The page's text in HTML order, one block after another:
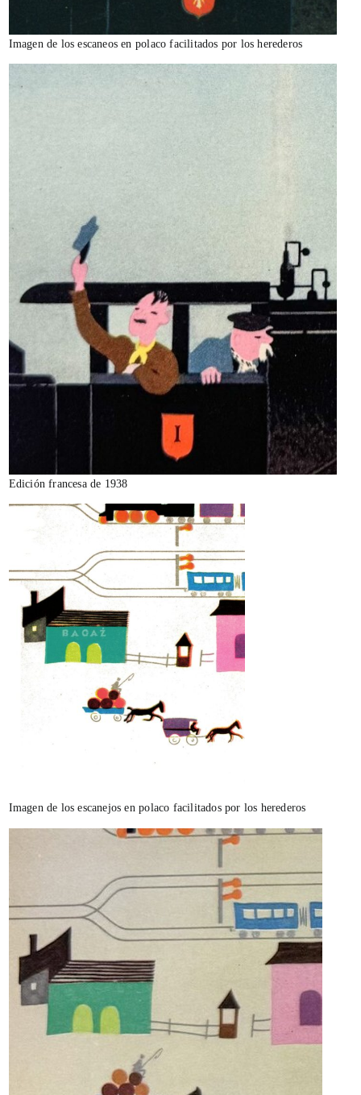
Imagen de los escaneos en polaco facilitados por los herederos
Edición francesa de 1938
Imagen de los escanejos en polaco facilitados por los herederos